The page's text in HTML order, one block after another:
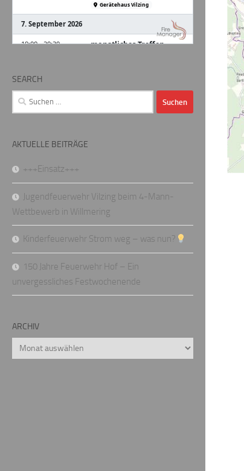
SEARCH
Suchen
nach:
AKTUELLE BEITRÄGE
+++Einsatz+++
Jugendfeuerwehr Vilzing beim 4-Mann-
Wettbewerb in Willmering
Kinderfeuerwehr Strom weg – was nun?
150 Jahre Feuerwehr Hof – Ein
unvergessliches Festwochenende
ARCHIV
Archiv